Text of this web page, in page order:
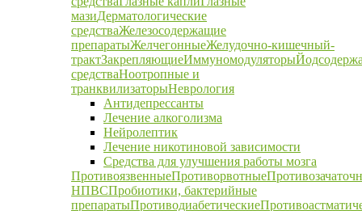
мазиДерматологические
средстваЖелезосодержащие
препаратыЖелчегонныеЖелудочно-кишечный-
трактЗакрепляющиеИммуномодуляторы
средстваНоотропные и
транквилизаторыНеврология
Антидепрессанты
Лечение алкоголизма
Нейролептик
Лечение никотиновой зависимости
Средства для улучшения работы мозга
ПротивоязвенныеПротиворвотные
НПВСПробиотики, бактерийные
препаратыПротиводиабетические